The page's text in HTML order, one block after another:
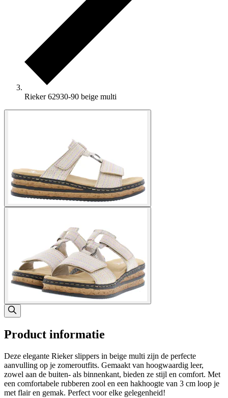
Rieker 62930-90 beige multi
Product informatie
Deze elegante Rieker slippers in beige multi zijn de perfecte
aanvulling op je zomeroutfits. Gemaakt van hoogwaardig leer,
zowel aan de buiten- als binnenkant, bieden ze stijl en comfort. Met
een comfortabele rubberen zool en een hakhoogte van 3 cm loop je
met flair en gemak. Perfect voor elke gelegenheid!